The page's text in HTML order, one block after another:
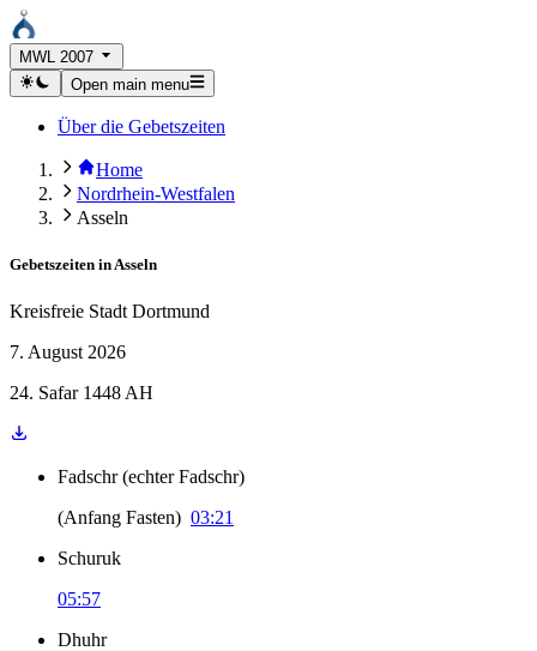
MWL 2007
Open main menu
Über die Gebetszeiten
Home
Nordrhein-Westfalen
Asseln
Gebetszeiten in Asseln
Kreisfreie Stadt Dortmund
7. August 2026
24. Safar 1448 AH
Fadschr (echter Fadschr)
(Anfang Fasten) 03:21
Schuruk
05:57
Dhuhr